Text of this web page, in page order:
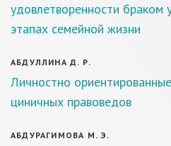
удовлетворенности браком
этапах семейной жизни
АБДУЛЛИНА Д. Р.
Личностно
циничных правоведов
АБДУРАГИМОВА М. Э.